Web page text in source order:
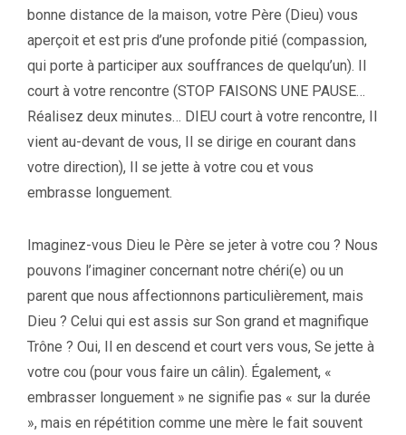
bonne distance de la maison, votre Père (Dieu) vous
aperçoit et est pris d’une profonde pitié (compassion,
qui porte à participer aux souffrances de quelqu’un). Il
court à votre rencontre (STOP FAISONS UNE PAUSE…
Réalisez deux minutes… DIEU court à votre rencontre, Il
vient au-devant de vous, Il se dirige en courant dans
votre direction), Il se jette à votre cou et vous
embrasse longuement.
Imaginez-vous Dieu le Père se jeter à votre cou ? Nous
pouvons l’imaginer concernant notre chéri(e) ou un
parent que nous affectionnons particulièrement, mais
Dieu ? Celui qui est assis sur Son grand et magnifique
Trône ? Oui, Il en descend et court vers vous, Se jette à
votre cou (pour vous faire un câlin). Également, «
embrasser longuement » ne signifie pas « sur la durée
», mais en répétition comme une mère le fait souvent